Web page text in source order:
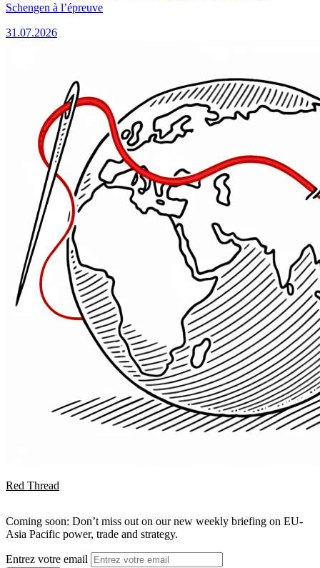
Schengen à l’épreuve
31.07.2026
Red Thread
Coming soon: Don’t miss out on our new weekly briefing on EU-
Asia Pacific power, trade and strategy.
Entrez votre email